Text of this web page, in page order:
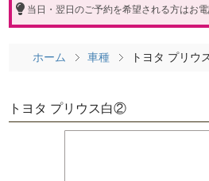
当日・翌日のご予約を希望される方はお
ホーム 車種 トヨタ プリウ
トヨタ プリウス白②